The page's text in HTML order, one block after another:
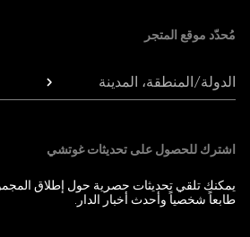
مُحدّد موقع المتجر
الدولة/المنطقة، المدينة
اشترك للحصول على تحديثات غوتشي
يمكنك تلقي تحديثات حصرية حول إطلاق
طابعاً شخصياً وأحدث أخبار الدار.